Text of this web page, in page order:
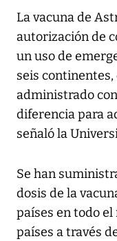
La vacuna de
autorización de
un uso de
seis
administrado
diferencia para
señaló la
Se han
dosis de la
países en todo
países a través